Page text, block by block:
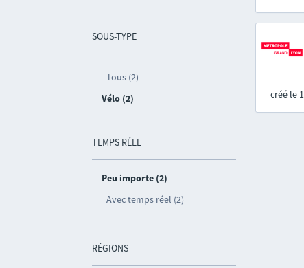
SOUS-TYPE
Tous (2)
Vélo (2)
TEMPS RÉEL
Peu importe (2)
Avec temps réel (2)
RÉGIONS
créé le